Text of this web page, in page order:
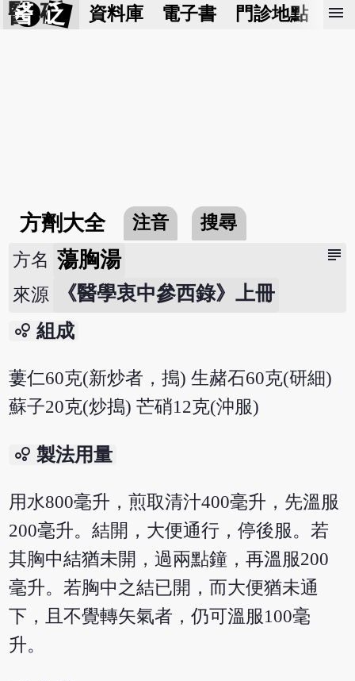
醫 砭 資料庫 電子書 門診地點 預
menu
方劑大全 注音 搜尋
subject
方名 蕩胸湯
來源 《醫學衷中參西錄》上冊
bubble_chart 組成
蔞仁60克(新炒者，搗) 生赭石60克(研細)
蘇子20克(炒搗) 芒硝12克(沖服)
bubble_chart 製法用量
用水800毫升，煎取清汁400毫升，先溫服
200毫升。結開，大便通行，停後服。若
其胸中結猶未開，過兩點鐘，再溫服200
毫升。若胸中之結已開，而大便猶未通
下，且不覺轉矢氣者，仍可溫服100毫
升。